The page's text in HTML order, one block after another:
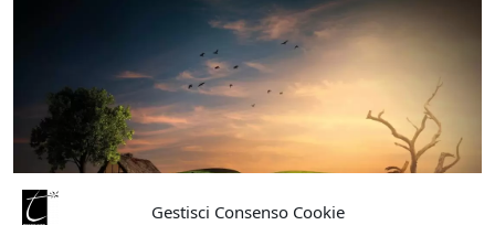
Gestisci Consenso Cookie